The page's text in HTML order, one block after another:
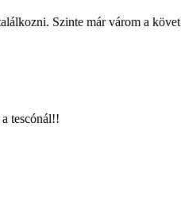
Szinte már várom a
tescónál!!